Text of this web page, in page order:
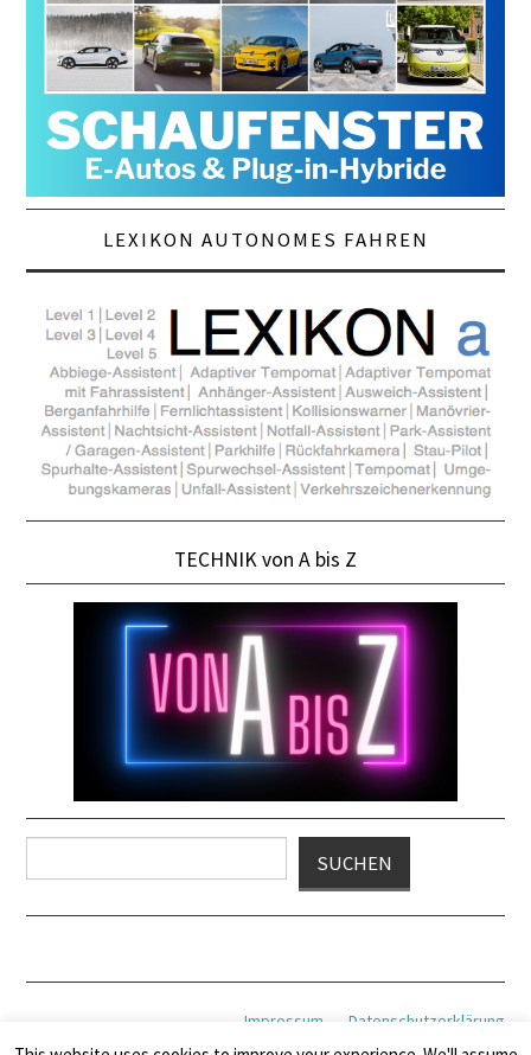
LEXIKON AUTONOMES FAHREN
TECHNIK von A bis Z
SUCHEN
Datenschutzerklärung
Impressum